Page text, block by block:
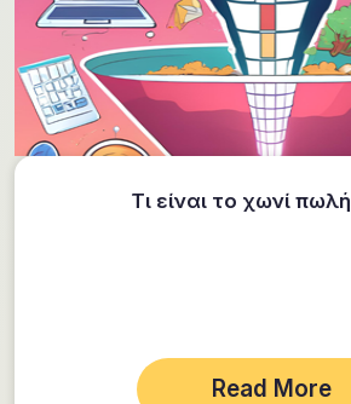
Τι είναι το χωνί
Read More